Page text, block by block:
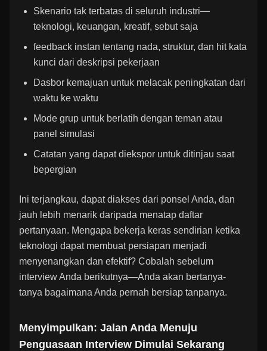
Skenario tak terbatas di seluruh industri—
teknologi, keuangan, kreatif, sebut saja
feedback instan tentang nada, struktur, dan hit kata
kunci dari deskripsi pekerjaan
Dasbor kemajuan untuk melacak peningkatan dari
waktu ke waktu
Mode grup untuk berlatih dengan teman atau
panel simulasi
Catatan yang dapat diekspor untuk ditinjau saat
bepergian
Ini terjangkau, dapat diakses dari ponsel Anda, dan
jauh lebih menarik daripada menatap daftar
pertanyaan. Mengapa bekerja keras sendirian ketika
teknologi dapat membuat persiapan menjadi
menyenangkan dan efektif? Cobalah sebelum
interview Anda berikutnya—Anda akan bertanya-
tanya bagaimana Anda pernah bersiap tanpanya.
Menyimpulkan: Jalan Anda Menuju
Penguasaan Interview Dimulai Sekarang